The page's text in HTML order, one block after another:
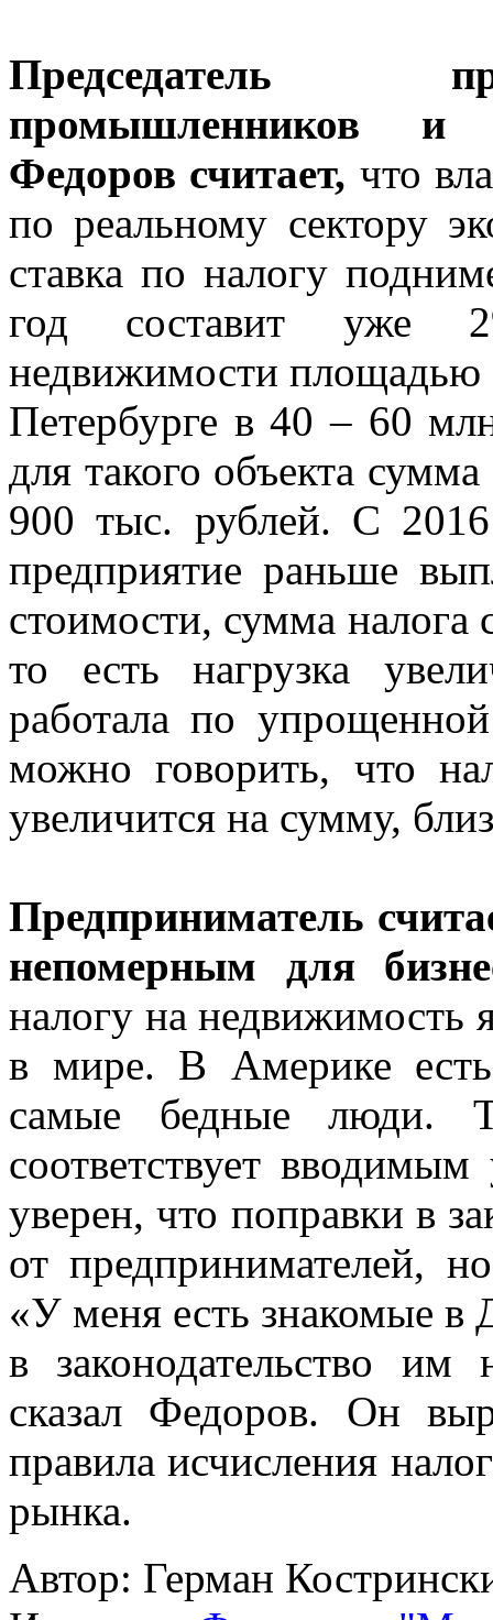
Председатель
промышленников и
Федоров считает, что
по реальному сектору
ставка по налогу
год составит уже
недвижимости площадью
Петербурге в 40 – 60
для такого объекта
900 тыс. рублей. С
предприятие раньше
стоимости, сумма налога
то есть нагрузка
работала по
можно говорить, что
увеличится на сумму,
Предприниматель
непомерным для
налогу на недвижимость
в мире. В Америке
самые бедные люди.
соответствует
уверен, что поправки в
от предпринимателей,
«У меня есть знакомые в
в законодательство
сказал Федоров. Он
правила исчисления
рынка.
Автор: Герман